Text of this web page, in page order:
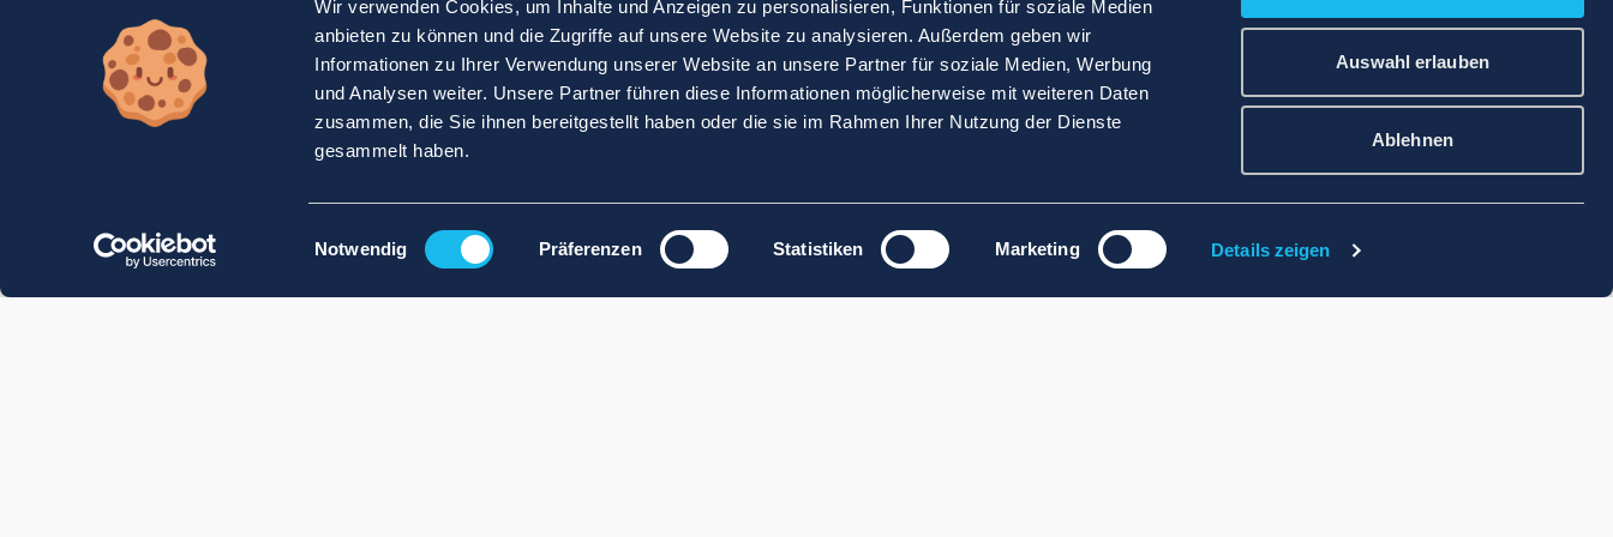
Wir verwenden Cookies, um Inhalte und Anzeigen zu personalisieren, Funktionen für soziale Medien
anbieten zu können und die Zugriffe auf unsere Website zu analysieren. Außerdem geben wir
Informationen zu Ihrer Verwendung unserer Website an unsere Partner für soziale Medien, Werbung
und Analysen weiter. Unsere Partner führen diese Informationen möglicherweise mit weiteren Daten
zusammen, die Sie ihnen bereitgestellt haben oder die sie im Rahmen Ihrer Nutzung der Dienste
gesammelt haben.
Einwilligungsauswahl
Notwendig Präferenzen Statistiken Marketing Details zeigen
Auswahl erlauben
Ablehnen